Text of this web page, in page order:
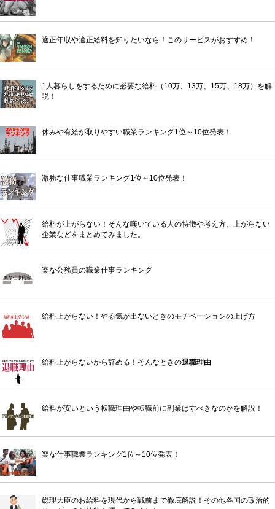
適正年収や適正給料を知りたいなら！このサービスがおすすめ！
1人暮らしをするために必要な給料（10万、13万、15万、18万）を解
説！
休みや有給が取りやすい職業ランキング1位～10位発表！
激務な仕事職業ランキング1位～10位発表！
給料が上がらない！そんな嘆いている人の特徴や考え方、上がらない
企業などをまとめてみました。
楽な公務員の職業仕事ランキング
給料上がらない！やる気が出ないときのモチベーションの上げ方
給料上がらないから辞める！そんなときの退職理由
給料が安いという転職理由や転職前に副業はすべきなのかを解説！
楽な仕事職業ランキング1位～10位発表！
総理大臣のお給料を現代から戦前まで徹底解説！その他各国の政治的